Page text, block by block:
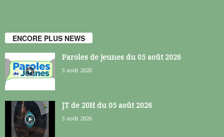
ENCORE PLUS NEWS
Paroles de jeunes du 05 août 2026
5 août 2026
JT de 20H du 05 août 2026
5 août 2026